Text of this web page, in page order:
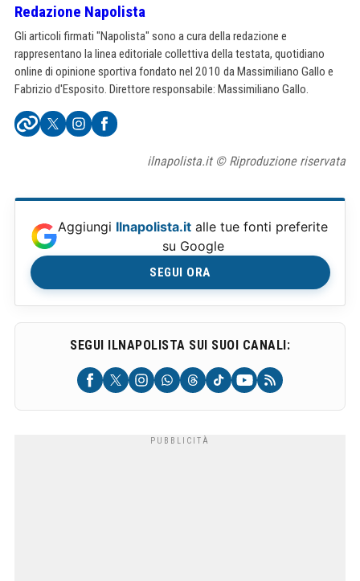
Redazione Napolista
Gli articoli firmati "Napolista" sono a cura della redazione e
rappresentano la linea editoriale collettiva della testata, quotidiano
online di opinione sportiva fondato nel 2010 da Massimiliano Gallo e
Fabrizio d'Esposito. Direttore responsabile: Massimiliano Gallo.
ilnapolista.it © Riproduzione riservata
Aggiungi Ilnapolista.it alle tue fonti preferite
su Google
SEGUI ORA
SEGUI ILNAPOLISTA SUI SUOI CANALI: